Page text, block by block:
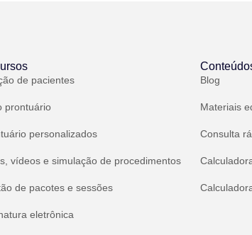
de pacientes
prontuário
personalizados
vídeos e simulação de procedimentos
de pacotes e sessões
eletrônica
Blog
Materiais
Consulta